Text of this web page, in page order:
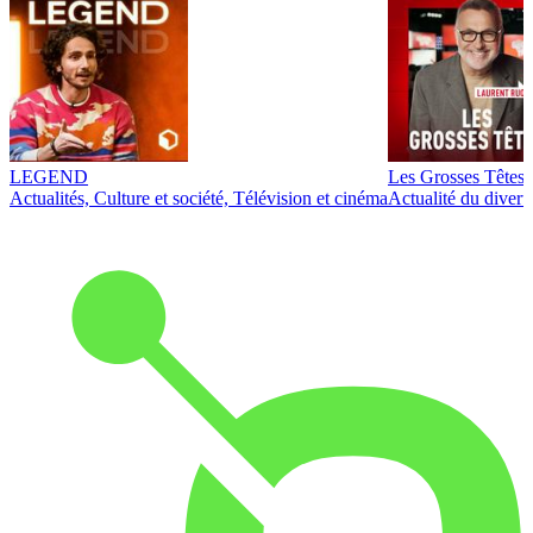
LEGEND
Actualités, Culture et société, Télévision et cinéma
Les Grosses Têtes
Actualité du